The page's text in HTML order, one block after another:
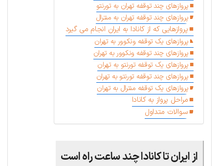
پروازهای چند توقفه تهران به تورنتو
پروازهای چند توقفه تهران به منترال
پروازهایی که از کانادا به ایران انجام می گیرد
پروازهای یک توقفه ونکوور به تهران
پروازهای چند توقفه ونکوور به تهران
پروازهای یک توقفه تورنتو به تهران
پروازهای چند توقفه تورنتو به تهران
پروازهای یک توقفه منترال به تهران
مراحل پرواز به کانادا
سوالات متداول
از ایران تا کانادا چند ساعت راه است